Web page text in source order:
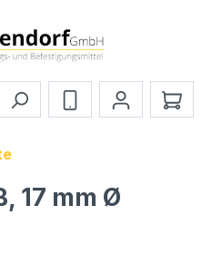
17 mm Ø